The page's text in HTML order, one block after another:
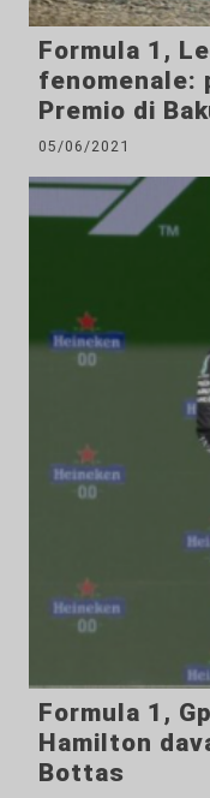
Formula 1,
fenomenale:
Premio di
05/06/2021
Formula 1,
Hamilton
Bottas